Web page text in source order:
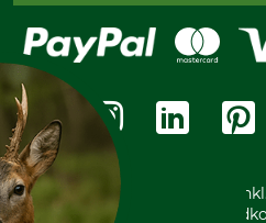
Cookie-Einstellungen
Bestellung widerrufen
Widerrufsbelehrung
Widerrufsformular
Kostenloser Rückversand
Nachhaltigkeit
Entsorgung und Umwelt
Datenschutz Print
Bankeinzug
Ratenkauf
Rechnung
Vorkasse
Leitbild
Karriere
Termine
Ladengeschäft
Motorgeräteshop
Über uns
Community
International
Alle Preise in Euro und